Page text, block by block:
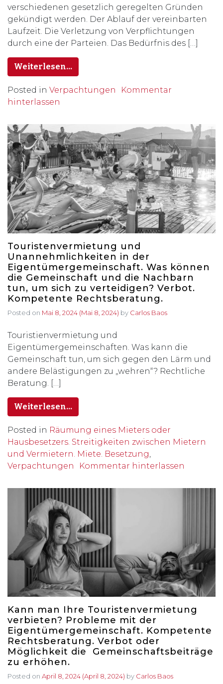
verschiedenen gesetzlich geregelten Gründen
gekündigt werden. Der Ablauf der vereinbarten
Laufzeit. Die Verletzung von Verpflichtungen
durch eine der Parteien. Das Bedürfnis des […]
Weiterlesen…
Posted in Verpachtungen
Kommentar
hinterlassen
Touristenvermietung und
Unannehmlichkeiten in der
Eigentümergemeinschaft. Was können
die Gemeinschaft und die Nachbarn
tun, um sich zu verteidigen? Verbot.
Kompetente Rechtsberatung.
Posted on Mai 8, 2024 (Mai 8, 2024) by Carlos Baos
Touristienvermietung und
Eigentümergemeinschaften. Was kann die
Gemeinschaft tun, um sich gegen den Lärm und
andere Belästigungen zu „wehren“? Rechtliche
Beratung. […]
Weiterlesen…
Posted in Räumung eines Mieters oder
Hausbesetzers. Streitigkeiten zwischen Mietern
und Vermietern. Miete. Besetzung
Verpachtungen
Kommentar hinterlassen
Kann man Ihre Touristenvermietung
verbieten? Probleme mit der
Eigentümergemeinschaft. Kompetente
Rechtsberatung. Verbot oder
Möglichkeit die Gemeinschaftsbeiträge
zu erhöhen.
Posted on April 8, 2024 (April 8, 2024) by Carlos Baos